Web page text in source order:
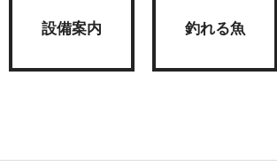
設備案内 釣れる魚